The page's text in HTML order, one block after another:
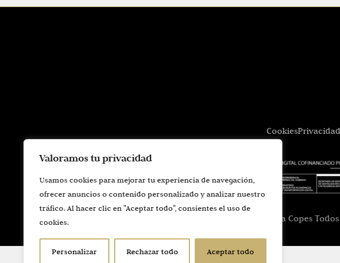
Valoramos tu privacidad
Usamos cookies para mejorar tu experiencia de navegación,
ofrecer anuncios o contenido personalizado y analizar nuestro
tráfico. Al hacer clic en "Aceptar todo", consientes el uso de
cookies.
Personalizar Rechazar todo Aceptar todo
CookiesPrivacidad
La Cova Copes